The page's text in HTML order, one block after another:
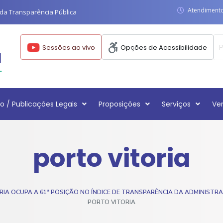
Transparência Pública
Sessões ao vivo Opções de Acessibilidade
/ Publicações Legais Proposições Serviços
porto vitoria
OCUPA A 61ª POSIÇÃO NO ÍNDICE DE TRANSPARÊNCIA DA
PORTO VITORIA